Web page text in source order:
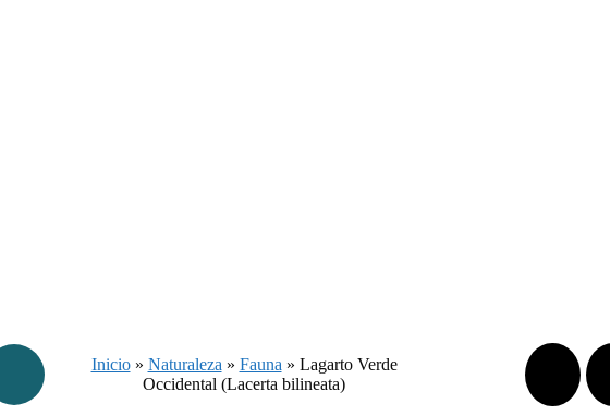
Inicio» Naturaleza » Fauna » Lagarto Verde
Occidental (Lacerta bilineata)